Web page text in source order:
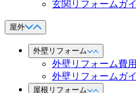
玄関リフォームガ
屋外
外壁リフォーム
外壁リフォーム費
外壁リフォームガ
屋根リフォーム